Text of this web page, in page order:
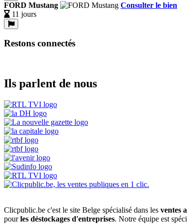
FORD Mustang
Consulter le bien
11 jours
Restons connectés
Ils parlent de nous
Clicpublic.be c'est le site Belge spécialisé dans les ventes
pourles déstockages d'entreprises. Notre équipe est